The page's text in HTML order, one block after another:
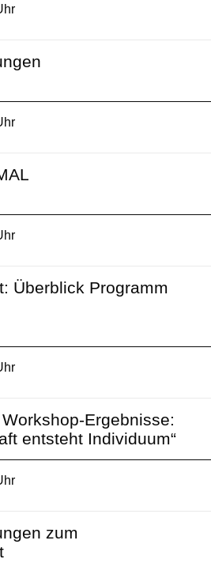
Überblick Programm
Ergebnisse:
entsteht Individuum“
zum